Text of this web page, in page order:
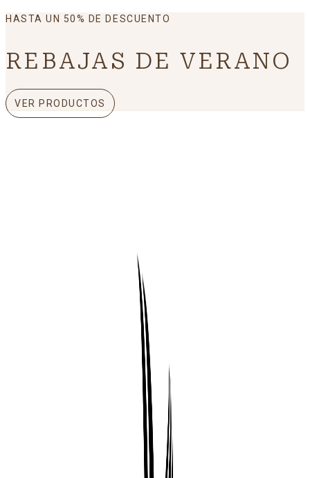
HASTA UN 50% DE DESCUENTO
REBAJAS DE VERANO
VER PRODUCTOS